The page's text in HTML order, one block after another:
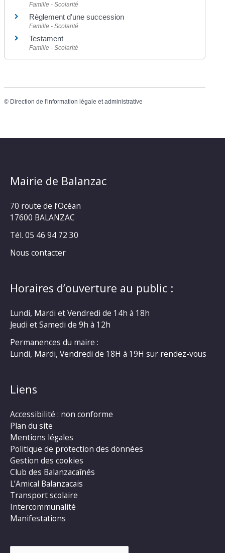
Famille - Scolarité
Règlement d'une succession
Famille - Scolarité
Testament
Famille - Scolarité
© Direction de l'information légale et administrative
Mairie de Balanzac
70 route de l’Océan
17600 BALANZAC
Tél. 05 46 94 72 30
Nous contacter
Horaires d’ouverture au public :
Lundi, Mardi et Vendredi de 14h à 18h
Jeudi et Samedi de 9h à 12h
Permanences du maire :
Lundi, Mardi, Vendredi de 18H à 19H sur rendez-vous
Liens
Accessibilité : non conforme
Plan du site
Mentions légales
Politique de protection des données
Gestion des cookies
Club des Balanzacaînés
L’Amical Balanzacais
Transport scolaire
Intercommunalité
Manifestations